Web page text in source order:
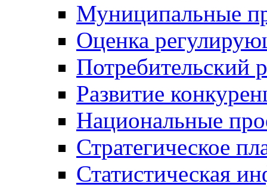
Муниципальные
Оценка
Потребительский
Развитие
Национальные
Стратегическое
Статистическая